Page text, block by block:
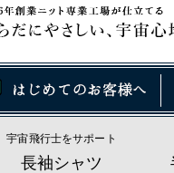
宇宙飛行士をサポート
長袖シャツ